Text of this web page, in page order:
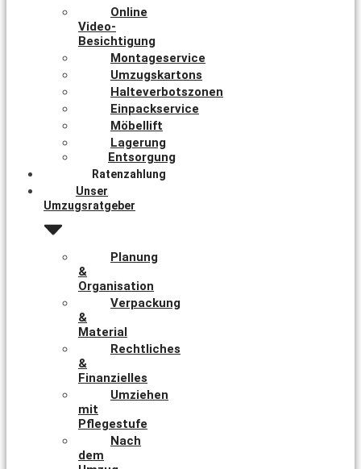
Online
Video-
Besichtigung
Montageservice
Umzugskartons
Halteverbotszonen
Einpackservice
Möbellift
Lagerung
Entsorgung
Ratenzahlung
Unser
Umzugsratgeber
Planung
&
Organisation
Verpackung
&
Material
Rechtliches
&
Finanzielles
Umziehen
mit
Pflegestufe
Nach
dem